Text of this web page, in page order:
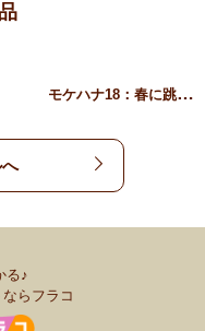
モ
ケハナ18：春に跳ねる
る♪
らフラコ